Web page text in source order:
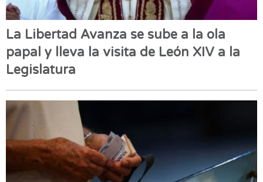
La Libertad Avanza se sube a la ola
papal y lleva la visita de León XIV a la
Legislatura